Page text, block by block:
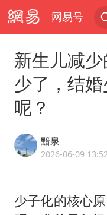
网易号
新生儿减
少了，结
呢？
黯泉
2026-06-09 13:52
少子化的核心